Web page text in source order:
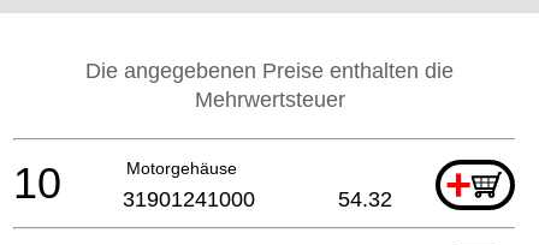
Die angegebenen Preise enthalten die
Mehrwertsteuer
Motorgehäuse +
10 31901241000 54.32